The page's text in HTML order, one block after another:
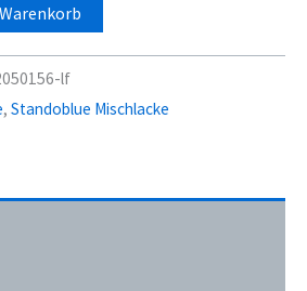
lf
, Standoblue Mischlacke